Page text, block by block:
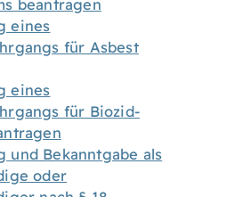
beantragen
eines
für Asbest
eines
für Biozid-
und Bekanntgabe als
oder